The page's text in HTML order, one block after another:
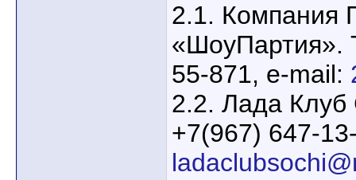
2.1. Компания
«ШоуПартия».
55-871, e-mail:
2.2. Лада
+7(967) 647-